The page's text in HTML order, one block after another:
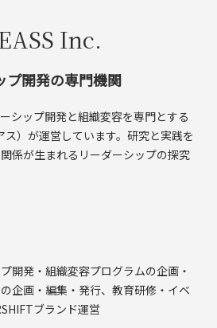
Inc.
プ開発の専門機関
シップ開発と組織変容を専門とする
ス）が運営しています。研究と実践を
係が生まれるリーダーシップの探究
開発・組織変容プログラムの企画・
企画・編集・発行、教育研修・イベ
ブランド運営